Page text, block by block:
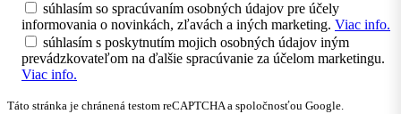
súhlasím so spracúvaním osobných údajov pre účely
informovania o novinkách, zľavách a iných marketing. Viac info.
súhlasím s poskytnutím mojich osobných údajov iným
prevádzkovateľom na ďalšie spracúvanie za účelom marketingu.
Viac info.
Táto stránka je chránená testom reCAPTCHA a spoločnosťou Google.